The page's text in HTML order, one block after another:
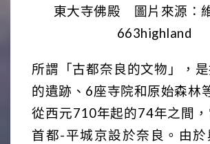
東大寺佛殿 圖片來源：
663highland
所謂「古都奈良的文物」，
的遺跡、6座寺院和原始森林
從西元710年起的74年之間
首都-平城京設於奈良。由於